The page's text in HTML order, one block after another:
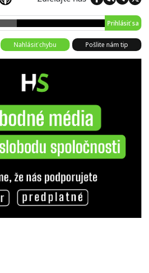
Prihlásiť sa
Nahlásiť chybu Pošlite nám tip